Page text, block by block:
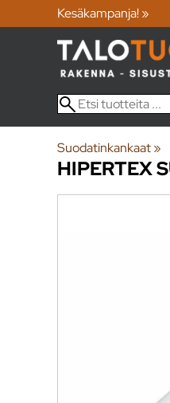
Kesäkampanja! »
Suodatinkankaat‪»
HIPERTEX